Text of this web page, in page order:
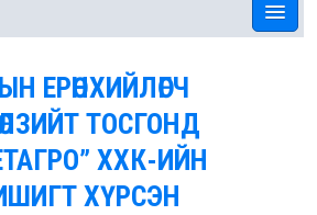
ЕРӨНХИЙЛӨГЧ
ТОСГОНД
ХХК-ИЙН
ХҮРСЭН